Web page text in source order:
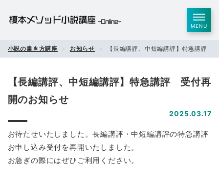
MENU
小説の書き方講座 お知らせ 【長編講評、中短編講評】特急講評
【長編講評、中短編講評】特急講評 受付再
開のお知らせ
2025.03.17
お待たせいたしました。長編講評・中短編講評の特急講評
お申し込み受付を再開いたしました。
お急ぎの際にはぜひご利用ください。